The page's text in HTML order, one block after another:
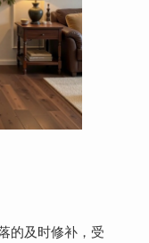
的及时修补，受